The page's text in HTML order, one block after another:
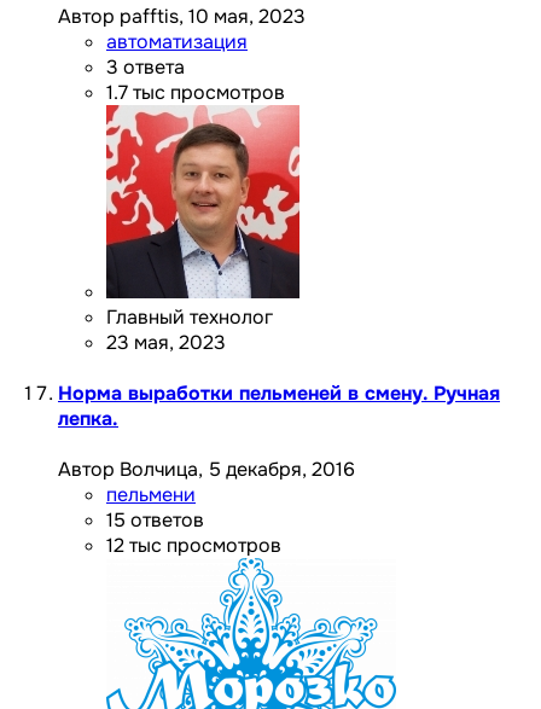
Автор pafftis, 10 мая, 2023
автоматизация
3 ответа
1.7 тыс просмотров
Главный технолог
23 мая, 2023
Норма выработки пельменей в смену. Ручная
лепка.
Автор Волчица, 5 декабря, 2016
пельмени
15 ответов
12 тыс просмотров